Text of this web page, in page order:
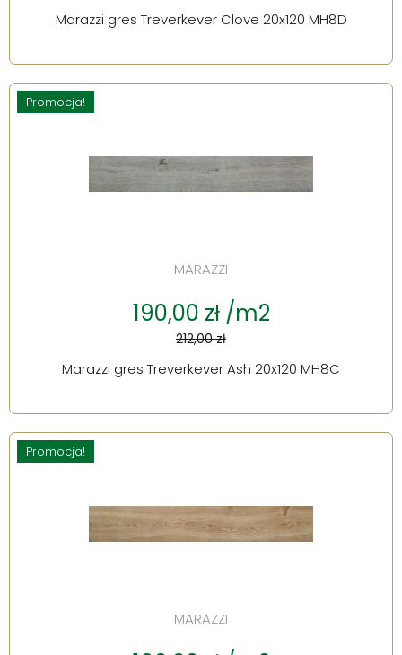
Marazzi gres Treverkever Clove 20x120 MH8D
Promocja!
MARAZZI
190,00 zł /m2
212,00 zł
Marazzi gres Treverkever Ash 20x120 MH8C
Promocja!
MARAZZI